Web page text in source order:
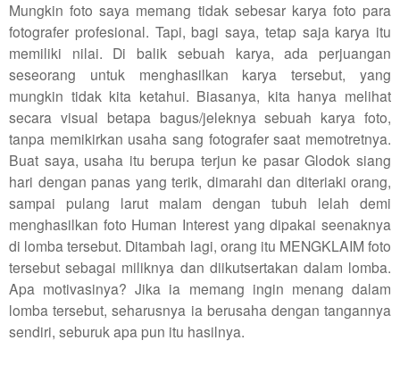
Mungkin foto saya memang tidak sebesar karya foto para
fotografer profesional. Tapi, bagi saya, tetap saja karya itu
memiliki nilai. Di balik sebuah karya, ada perjuangan
seseorang untuk menghasilkan karya tersebut, yang
mungkin tidak kita ketahui. Biasanya, kita hanya melihat
secara visual betapa bagus/jeleknya sebuah karya foto,
tanpa memikirkan usaha sang fotografer saat memotretnya.
Buat saya, usaha itu berupa terjun ke pasar Glodok siang
hari dengan panas yang terik, dimarahi dan diteriaki orang,
sampai pulang larut malam dengan tubuh lelah demi
menghasilkan foto Human Interest yang dipakai seenaknya
di lomba tersebut. Ditambah lagi, orang itu MENGKLAIM foto
tersebut sebagai miliknya dan diikutsertakan dalam lomba.
Apa motivasinya? Jika ia memang ingin menang dalam
lomba tersebut, seharusnya ia berusaha dengan tangannya
sendiri, seburuk apa pun itu hasilnya.